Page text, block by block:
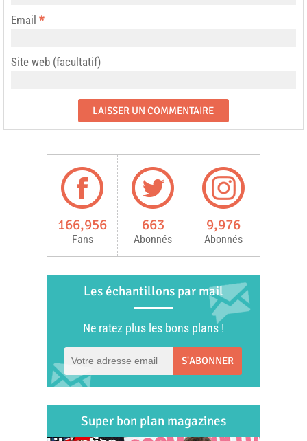
Email *
Site web (facultatif)
166,956
Fans
663
Abonnés
9,976
Abonnés
Les échantillons par mail
Ne ratez plus les bons plans !
S'ABONNER
Super bon plan magazines